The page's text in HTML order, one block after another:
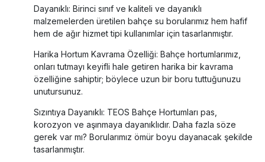
Dayanıklı: Birinci sınıf ve kaliteli ve dayanıklı
malzemelerden üretilen bahçe su borularımız hem hafif
hem de ağır hizmet tipi kullanımlar için tasarlanmıştır.
Harika Hortum Kavrama Özelliği: Bahçe hortumlarımız,
onları tutmayı keyifli hale getiren harika bir kavrama
özelliğine sahiptir; böylece uzun bir boru tuttuğunuzu
unutursunuz.
Sızıntıya Dayanıklı: TEOS Bahçe Hortumları pas,
korozyon ve aşınmaya dayanıklıdır. Daha fazla söze
gerek var mı? Borularımız ömür boyu dayanacak şekilde
tasarlanmıştır.